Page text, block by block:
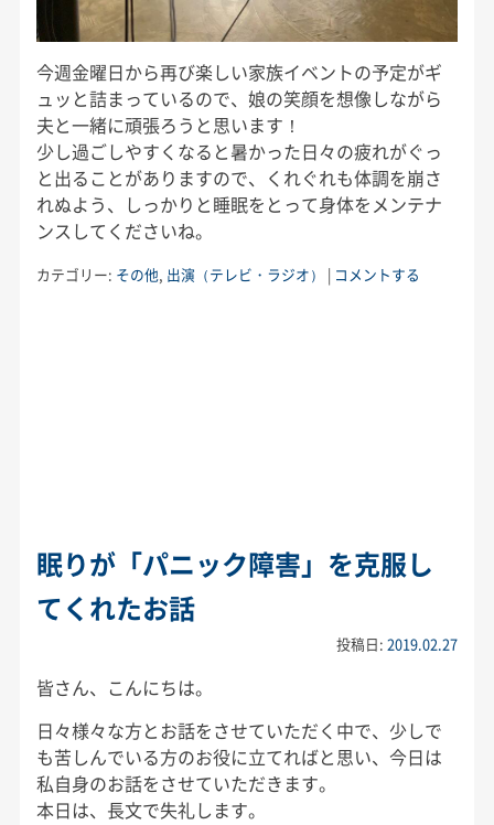
今週金曜日から再び楽しい家族イベントの予定がギ
ュッと詰まっているので、娘の笑顔を想像しながら
夫と一緒に頑張ろうと思います！
少し過ごしやすくなると暑かった日々の疲れがぐっ
と出ることがありますので、くれぐれも体調を崩さ
れぬよう、しっかりと睡眠をとって身体をメンテナ
ンスしてくださいね。
カテゴリー: その他, 出演（テレビ・ラジオ） | コメントする
眠りが「パニック障害」を克服し
てくれたお話
投稿日:2019.02.27
皆さん、こんにちは。
日々様々な方とお話をさせていただく中で、少しで
も苦しんでいる方のお役に立てればと思い、今日は
私自身のお話をさせていただきます。
本日は、長文で失礼します。